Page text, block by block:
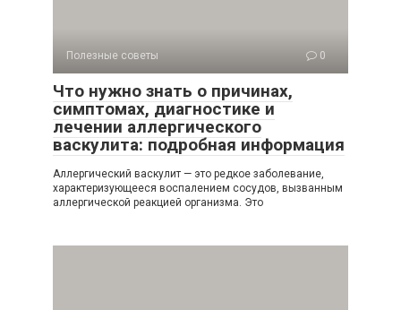
Полезные советы 0
Что нужно знать о причинах,
симптомах, диагностике и
лечении аллергического
васкулита: подробная информация
Аллергический васкулит — это редкое заболевание,
характеризующееся воспалением сосудов, вызванным
аллергической реакцией организма. Это